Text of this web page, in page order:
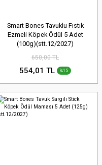
Smart Bones Tavuklu Fıstık
Ezmeli Köpek Ödül 5 Adet
(100g)(stt.12/2027)
650,00 TL
554,01 TL %15